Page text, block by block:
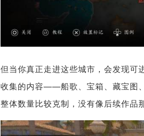
但当你真正走进这些城市，会发现可
收集的内容——船歌、宝箱、藏宝图
整体数量比较克制，没有像后续作品